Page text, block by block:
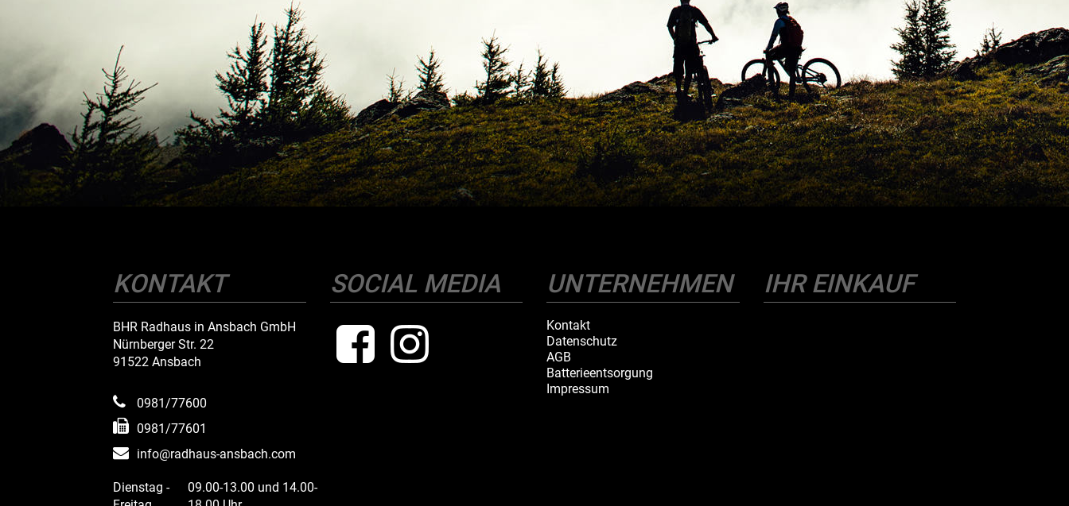
KONTAKT
BHR Radhaus in Ansbach GmbH
Nürnberger Str. 22
91522 Ansbach
0981/77600
0981/77601
info@radhaus-ansbach.com
Dienstag -
09.00-13.00 und 14.00-
SOCIAL MEDIA UNTERNEHMEN
Kontakt
Datenschutz
AGB
Batterieentsorgung
Impressum
IHR EINKAUF